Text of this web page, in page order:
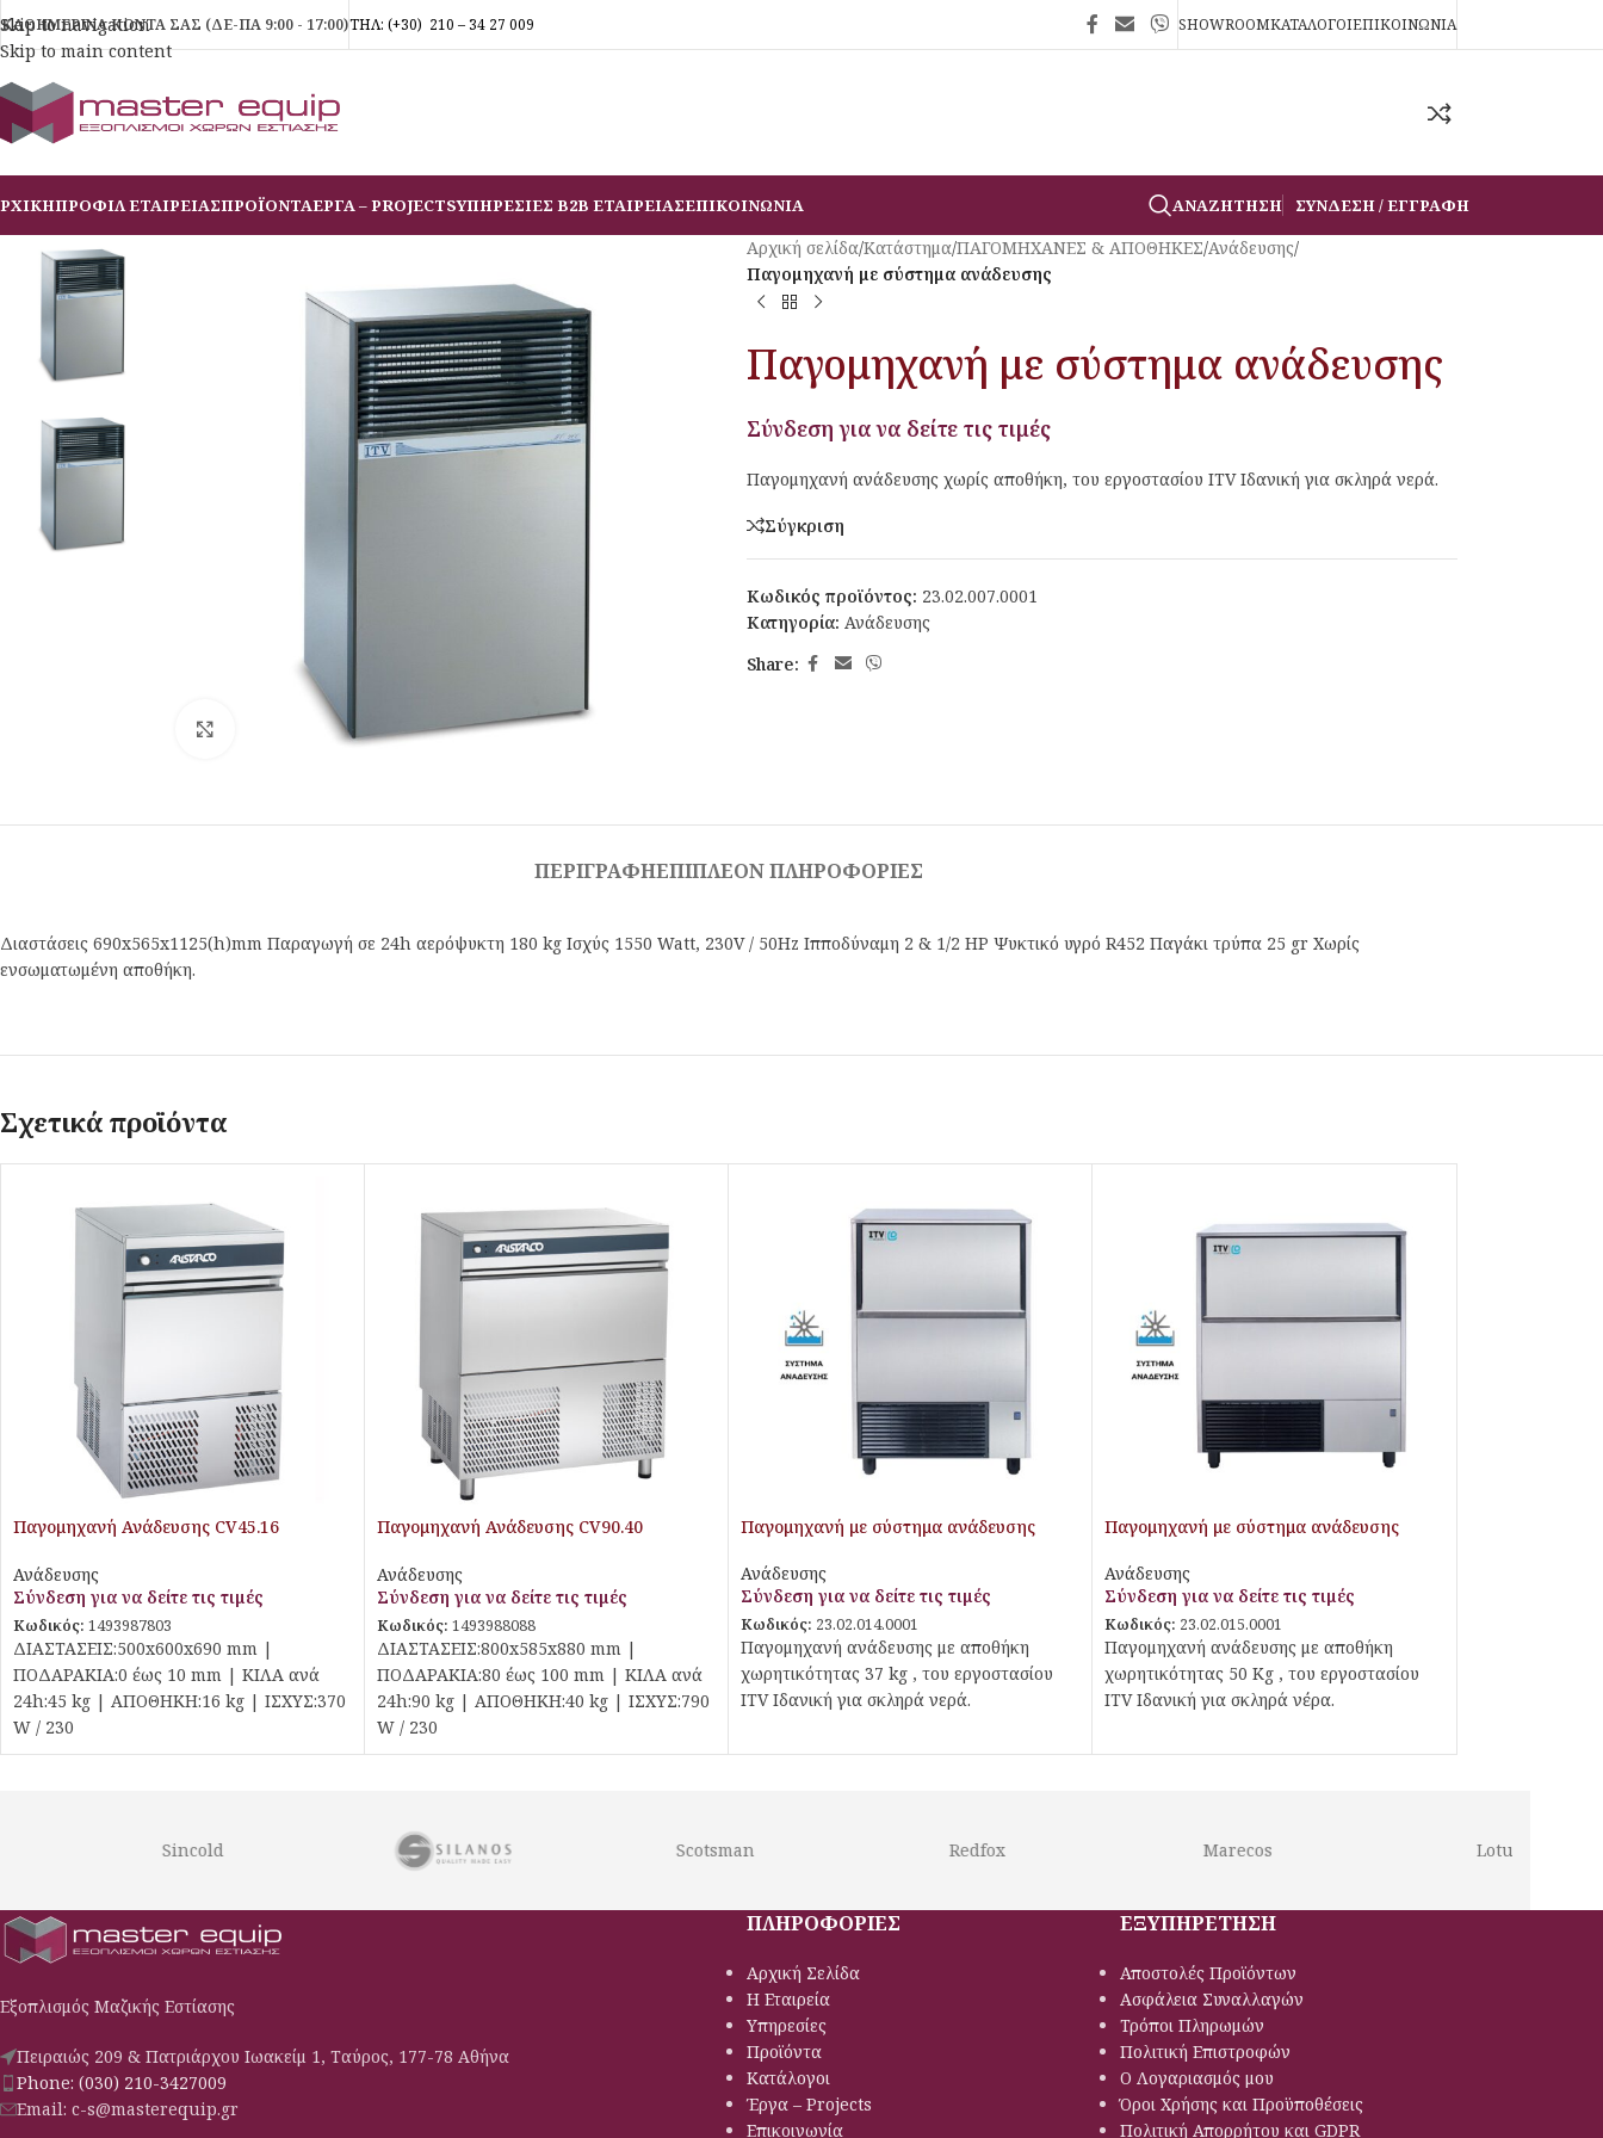
Skip to navigation
Skip to main content
ΚΑΘΗΜΕΡΙΝΑ ΚΟΝΤΑ ΣΑΣ (ΔΕ-ΠΑ 9:00 - 17:00)ΤΗΛ: (+30) 210 – 34 27 009 SHOWROOMΚΑΤΑΛΟΓΟΙΕΠΙΚΟΙΝΩΝΙΑ
ΠΡΟΦΙΛ ΕΤΑΙΡΕΙΑΣΠΡΟΪΟΝΤΑΕΡΓΑ – PROJECTSΥΠΗΡΕΣΙΕΣ B2B ΕΤΑΙΡΕΙΑΣΕΠΙΚΟΙΝΩΝΙΑ ΑΝΑΖΉΤΗΣΗ ΣΎΝΔΕΣΗ / ΕΓΓΡΑΦΉ
Κλικ για μεγέθυνση
Αρχική σελίδα/Κατάστημα/ΠΑΓΟΜΗΧΑΝΕΣ & ΑΠΟΘΗΚΕΣ/Ανάδευσης/
Παγομηχανή με σύστημα ανάδευσης
Παγομηχανή με σύστημα ανάδευσης
Σύνδεση για να δείτε τις τιμές
Παγομηχανή ανάδευσης χωρίς αποθήκη, του εργοστασίου ITV Ιδανική για σκληρά νερά.
Σύγκριση
Κωδικός προϊόντος: 23.02.007.0001
Κατηγορία: Ανάδευσης
Share:
ΠΕΡΙΓΡΑΦΉΕΠΙΠΛΈΟΝ ΠΛΗΡΟΦΟΡΊΕΣ
Διαστάσεις 690x565x1125(h)mm Παραγωγή σε 24h αερόψυκτη 180 kg Ισχύς 1550 Watt, 230V / 50Hz Ιπποδύναμη 2 & 1/2 HP Ψυκτικό υγρό R452 Παγάκι τρύπα 25 gr Χωρίς
ενσωματωμένη αποθήκη.
Σχετικά προϊόντα
Παγομηχανή Ανάδευσης CV45.16
Ανάδευσης
Σύνδεση για να δείτε τις τιμές
Κωδικός: 1493987803
ΔΙΑΣΤΑΣΕΙΣ:500x600x690 mm |
ΠΟΔΑΡΑΚΙΑ:0 έως 10 mm | ΚΙΛΑ ανά
24h:45 kg | ΑΠΟΘΗΚΗ:16 kg | ΙΣΧΥΣ:370
W / 230
Παγομηχανή Ανάδευσης CV90.40
Ανάδευσης
Σύνδεση για να δείτε τις τιμές
Κωδικός: 1493988088
ΔΙΑΣΤΑΣΕΙΣ:800x585x880 mm |
ΠΟΔΑΡΑΚΙΑ:80 έως 100 mm | ΚΙΛΑ ανά
24h:90 kg | ΑΠΟΘΗΚΗ:40 kg | ΙΣΧΥΣ:790
W / 230
Παγομηχανή με σύστημα ανάδευσης
Ανάδευσης
Σύνδεση για να δείτε τις τιμές
Κωδικός: 23.02.014.0001
Παγομηχανή ανάδευσης με αποθήκη
χωρητικότητας 37 kg , του εργοστασίου
ITV Ιδανική για σκληρά νερά.
Παγομηχανή με σύστημα ανάδευσης
Ανάδευσης
Σύνδεση για να δείτε τις τιμές
Κωδικός: 23.02.015.0001
Παγομηχανή ανάδευσης με αποθήκη
χωρητικότητας 50 Kg , του εργοστασίου
ITV Ιδανική για σκληρά νέρα.
Εξοπλισμός Μαζικής Εστίασης
Πειραιώς 209 & Πατριάρχου Ιωακείμ 1, Ταύρος, 177-78 Αθήνα
Phone: (030) 210-3427009
Email: c-s@masterequip.gr
ΠΛΗΡΟΦΟΡΙΕΣ
Αρχική Σελίδα
Η Εταιρεία
Υπηρεσίες
Προϊόντα
Κατάλογοι
Έργα – Projects
Επικοινωνία
ΕΞΥΠΗΡΕΤΗΣΗ
Αποστολές Προϊόντων
Ασφάλεια Συναλλαγών
Τρόποι Πληρωμών
Πολιτική Eπιστροφών
Ο Λογαριασμός μου
Όροι Χρήσης και Προϋποθέσεις
Πολιτική Απορρήτου και GDPR